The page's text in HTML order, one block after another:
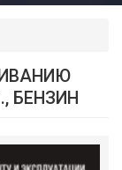
БЕНЗИН